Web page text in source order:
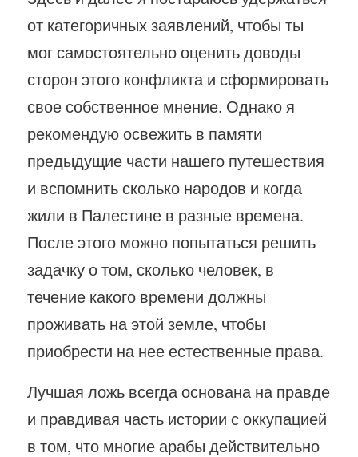
от категоричных заявлений, чтобы ты
мог самостоятельно оценить доводы
сторон этого конфликта и сформировать
свое собственное мнение. Однако я
рекомендую освежить в памяти
предыдущие части нашего путешествия
и вспомнить сколько народов и когда
жили в Палестине в разные времена.
После этого можно попытаться решить
задачку о том, сколько человек, в
течение какого времени должны
проживать на этой земле, чтобы
приобрести на нее естественные права.
Лучшая ложь всегда основана на правде
и правдивая часть истории с оккупацией
в том, что многие арабы действительно